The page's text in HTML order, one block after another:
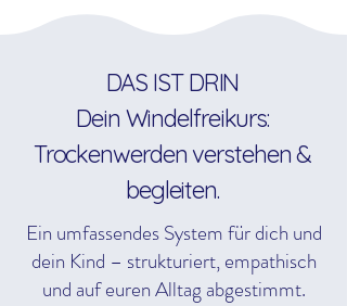
DAS IST DRIN
Dein Windelfreikurs:
Trockenwerden verstehen &
begleiten.
Ein umfassendes System für dich und
dein Kind – strukturiert, empathisch
und auf euren Alltag abgestimmt.